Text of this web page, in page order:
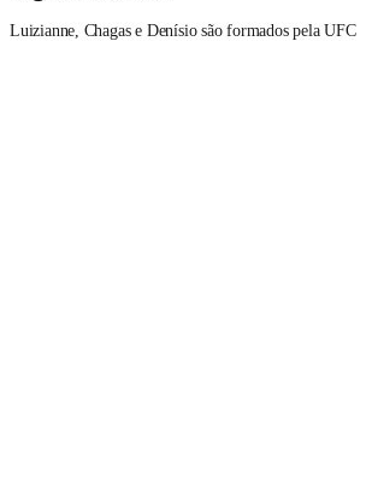
Luizianne, Chagas e Denísio são formados pela UFC